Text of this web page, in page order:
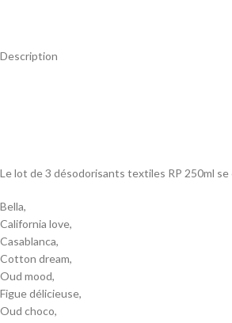
Description
Le lot de 3 désodorisants textiles RP 250ml
Bella,
California love,
Casablanca,
Cotton dream,
Oud mood,
Figue délicieuse,
Oud choco,